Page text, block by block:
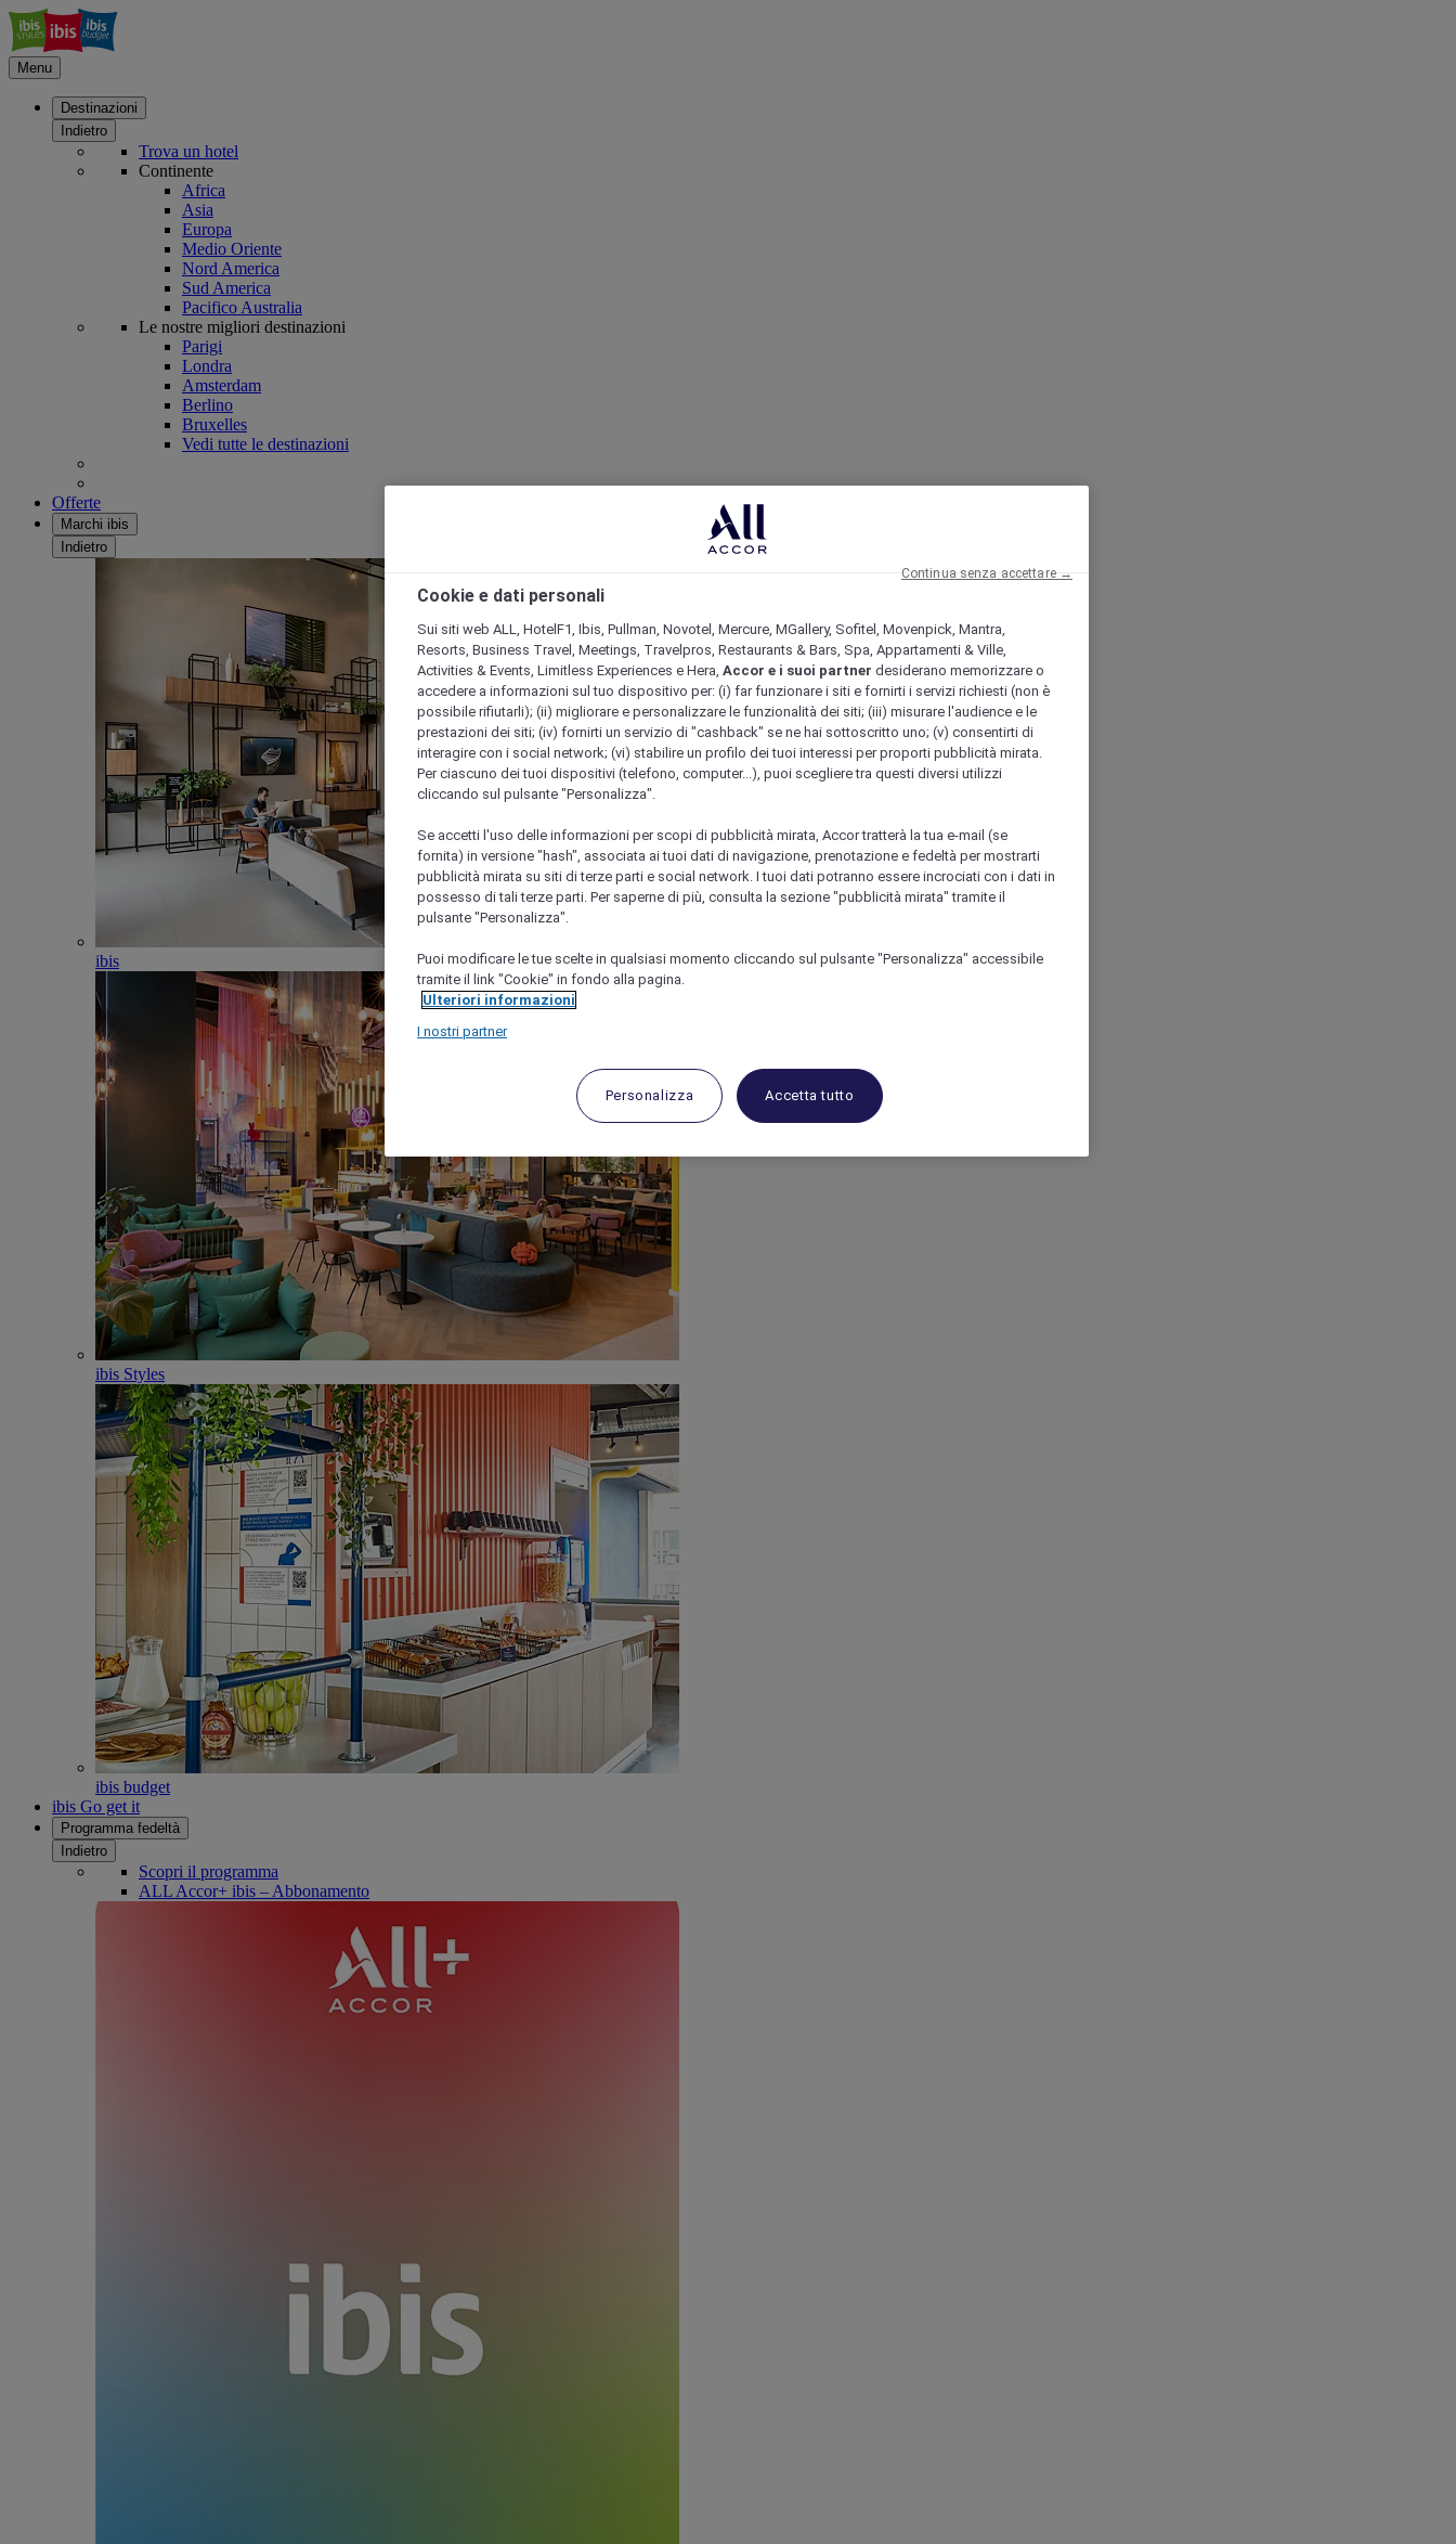
Menu
Destinazioni
Indietro
Trova un hotel
Continente
Africa
Asia
Europa
Medio Oriente
Nord America
Sud America
Pacifico Australia
Le nostre migliori destinazioni
Parigi
Londra
Amsterdam
Berlino
Bruxelles
Vedi tutte le destinazioni
Offerte
Marchi ibis
Indietro
ibis
ibis Styles
ibis budget
ibis Go get it
Programma fedeltà
Indietro
Scopri il programma
ALL Accor+ ibis – Abbonamento
Cookie e dati personali
Sui siti web ALL, HotelF1, Ibis, Pullman, Novotel, Mercure, MGallery, Sofitel, Movenpick, Mantra,
Resorts, Business Travel, Meetings, Travelpros, Restaurants & Bars, Spa, Appartamenti & Ville,
Activities & Events, Limitless Experiences e Hera, Accor e i suoi partner desiderano memorizzare o
accedere a informazioni sul tuo dispositivo per: (i) far funzionare i siti e fornirti i servizi richiesti (non è
possibile rifiutarli); (ii) migliorare e personalizzare le funzionalità dei siti; (iii) misurare l'audience e le
prestazioni dei siti; (iv) fornirti un servizio di "cashback" se ne hai sottoscritto uno; (v) consentirti di
interagire con i social network; (vi) stabilire un profilo dei tuoi interessi per proporti pubblicità mirata.
Per ciascuno dei tuoi dispositivi (telefono, computer...), puoi scegliere tra questi diversi utilizzi
cliccando sul pulsante "Personalizza".
Se accetti l'uso delle informazioni per scopi di pubblicità mirata, Accor tratterà la tua e-mail (se
fornita) in versione "hash", associata ai tuoi dati di navigazione, prenotazione e fedeltà per mostrarti
pubblicità mirata su siti di terze parti e social network. I tuoi dati potranno essere incrociati con i dati in
possesso di tali terze parti. Per saperne di più, consulta la sezione "pubblicità mirata" tramite il
pulsante "Personalizza".
Puoi modificare le tue scelte in qualsiasi momento cliccando sul pulsante "Personalizza" accessibile
tramite il link "Cookie" in fondo alla pagina.
Ulteriori informazioni
I nostri partner
Personalizza Accetta tutto
Continua senza accettare →